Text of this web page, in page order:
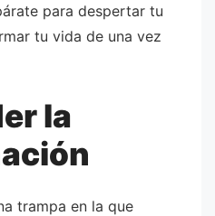
para despertar tu
tu vida de una vez
la
trampa en la que